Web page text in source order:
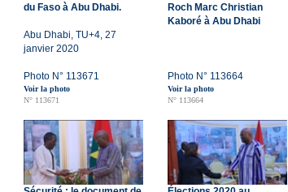
du Faso à Abu Dhabi.
Abu Dhabi, TU+4, 27
janvier 2020
Photo N° 113671
Voir la photo
N° 113671
Roch Marc Christian
Kaboré à Abu Dhabi
Photo N° 113664
Voir la photo
N° 113664